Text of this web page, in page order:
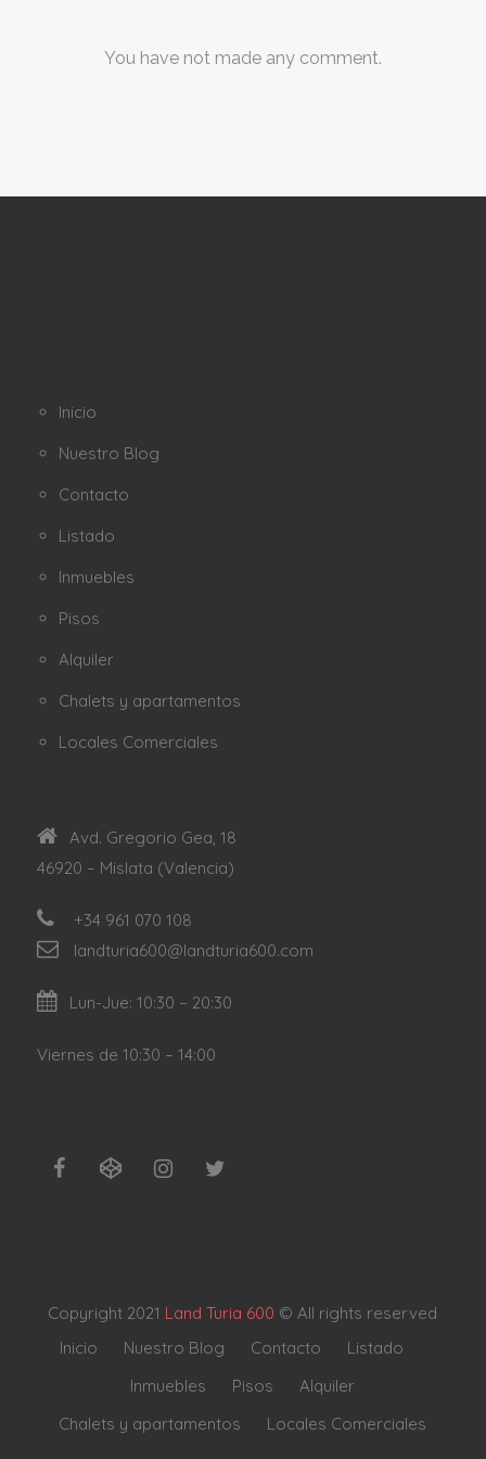
You have not made any comment.
Inicio
Nuestro Blog
Contacto
Listado
Inmuebles
Pisos
Alquiler
Chalets y apartamentos
Locales Comerciales
Avd. Gregorio Gea, 18
46920 – Mislata (Valencia)
+34 961 070 108
landturia600@landturia600.com
Lun-Jue: 10:30 – 20:30
Viernes de 10:30 – 14:00
Copyright 2021 Land Turia 600 © All rights reserved
Inicio
Nuestro Blog Contacto
Listado
Inmuebles
Pisos
Alquiler
Chalets y apartamentos
Locales Comerciales